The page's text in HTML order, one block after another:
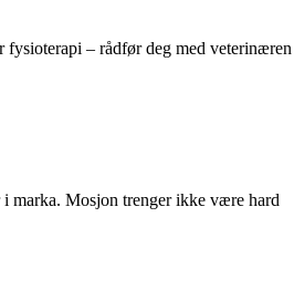
– rådfør deg med veterinæren
i marka. Mosjon trenger ikke være hard